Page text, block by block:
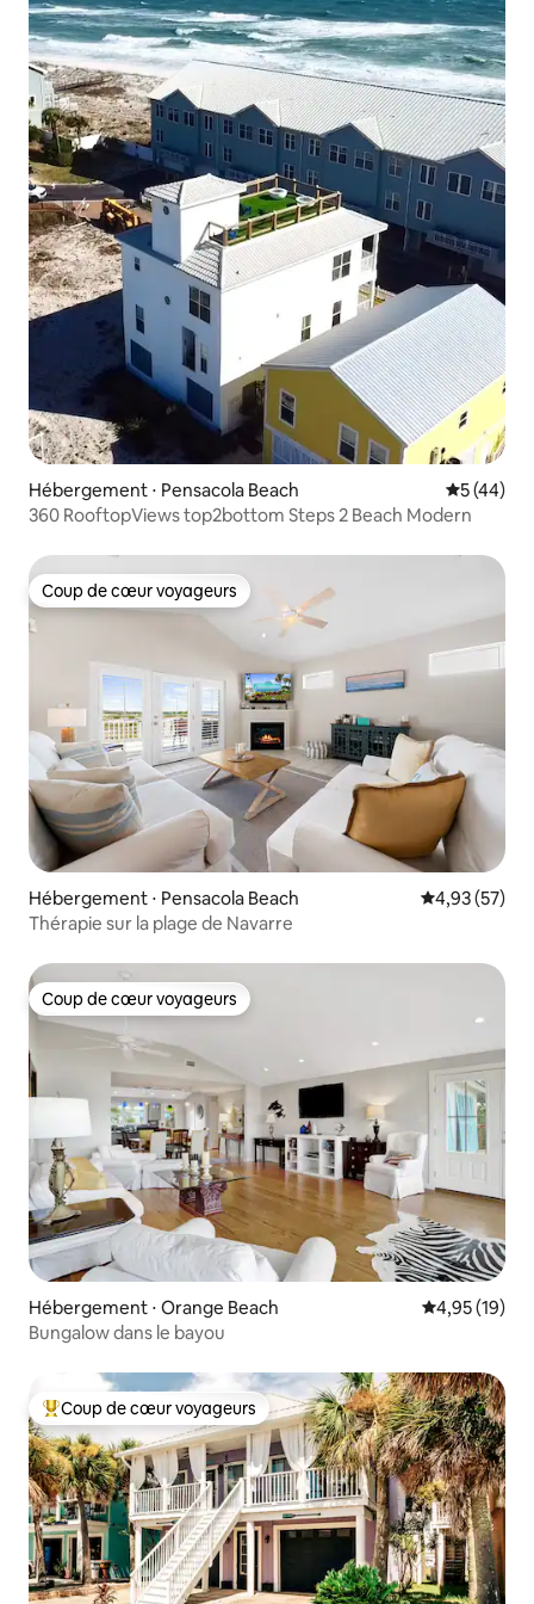
Hébergement ⋅ Pensacola Beach
5 (44)
360 RooftopViews top2bottom Steps 2 Beach Modern
Coup de cœur voyageurs
Coup de cœur voyageurs
Hébergement ⋅ Pensacola Beach Évaluation
4,93 (57)
Thérapie sur la plage de Navarre
Coup de cœur voyageurs
Coup de cœur voyageurs
Hébergement ⋅ Orange Beach Évaluation
4,95 (19)
Bungalow dans le bayou
Coups de cœur voyageurs les plus appréciés
Coup de cœur voyageurs